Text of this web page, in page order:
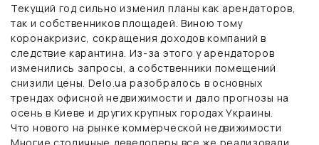
Текущий год сильно изменил планы как арендаторов,
так и собственников площадей. Виною тому
коронакризис, сокращения доходов компаний в
следствие карантина. Из-за этого у арендаторов
изменились запросы, а собственники помещений
снизили цены. Delo.ua разобралось в основных
трендах офисной недвижимости и дало прогнозы на
осень в Киеве и других крупных городах Украины.
Что нового на рынке коммерческой недвижимости